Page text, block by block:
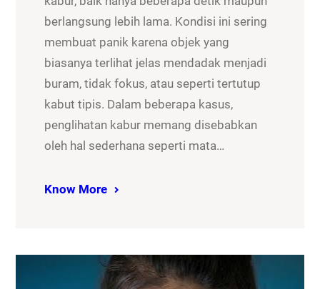
berlangsung lebih lama. Kondisi ini sering
membuat panik karena objek yang
biasanya terlihat jelas mendadak menjadi
buram, tidak fokus, atau seperti tertutup
kabut tipis. Dalam beberapa kasus,
penglihatan kabur memang disebabkan
oleh hal sederhana seperti mata…
Know More